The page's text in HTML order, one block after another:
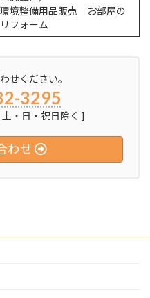
環境整備用品販売 お部屋の
リフォーム
せください。
3295
・日・祝日除く ]
わせ